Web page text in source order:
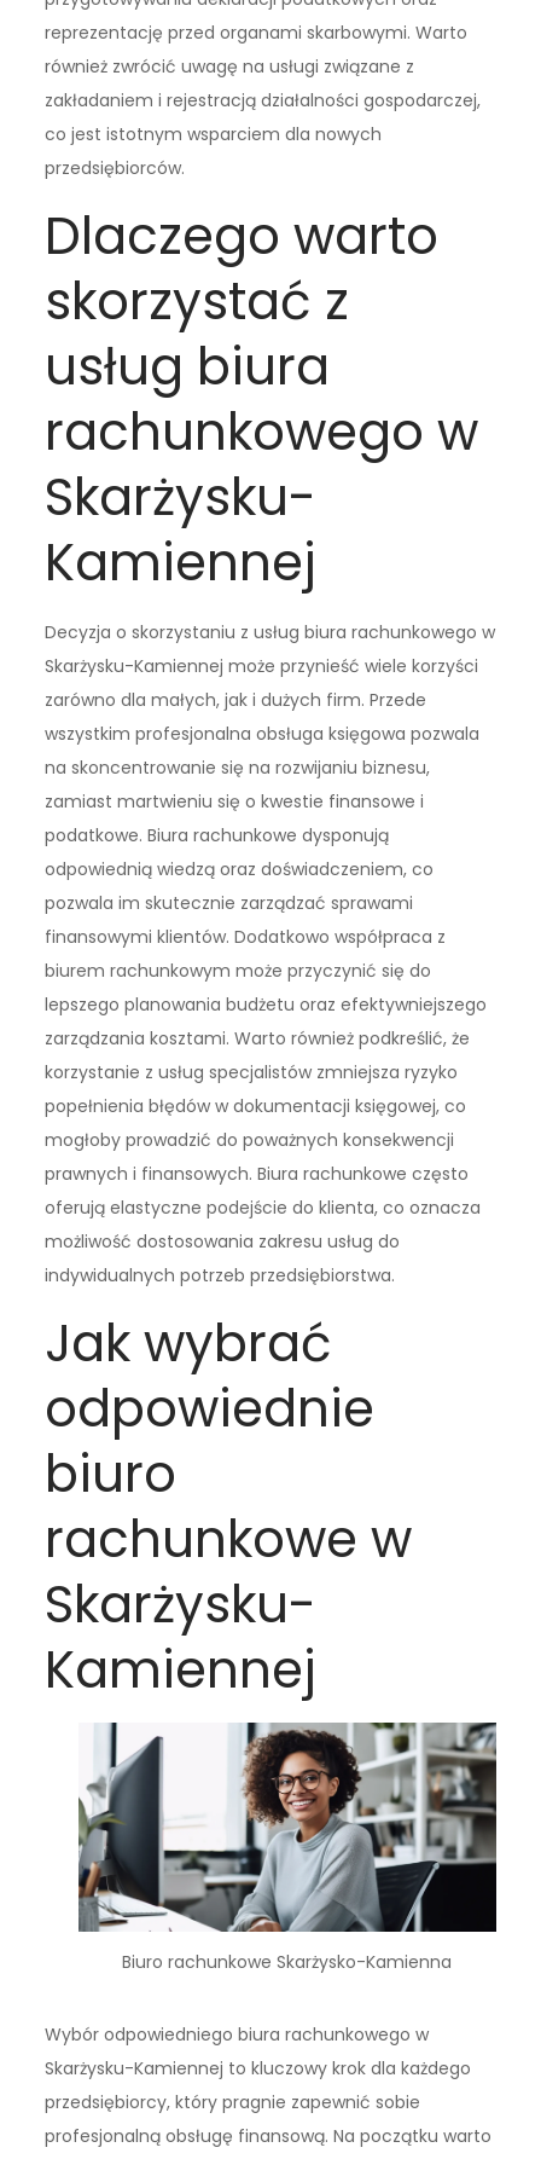
reprezentację przed organami skarbowymi. Warto
również zwrócić uwagę na usługi związane z
zakładaniem i rejestracją działalności gospodarczej,
co jest istotnym wsparciem dla nowych
przedsiębiorców.
Dlaczego warto
skorzystać z
usług biura
rachunkowego w
Skarżysku-
Kamiennej
Decyzja o skorzystaniu z usług biura rachunkowego w
Skarżysku-Kamiennej może przynieść wiele korzyści
zarówno dla małych, jak i dużych firm. Przede
wszystkim profesjonalna obsługa księgowa pozwala
na skoncentrowanie się na rozwijaniu biznesu,
zamiast martwieniu się o kwestie finansowe i
podatkowe. Biura rachunkowe dysponują
odpowiednią wiedzą oraz doświadczeniem, co
pozwala im skutecznie zarządzać sprawami
finansowymi klientów. Dodatkowo współpraca z
biurem rachunkowym może przyczynić się do
lepszego planowania budżetu oraz efektywniejszego
zarządzania kosztami. Warto również podkreślić, że
korzystanie z usług specjalistów zmniejsza ryzyko
popełnienia błędów w dokumentacji księgowej, co
mogłoby prowadzić do poważnych konsekwencji
prawnych i finansowych. Biura rachunkowe często
oferują elastyczne podejście do klienta, co oznacza
możliwość dostosowania zakresu usług do
indywidualnych potrzeb przedsiębiorstwa.
Jak wybrać
odpowiednie
biuro
rachunkowe w
Skarżysku-
Kamiennej
Biuro rachunkowe Skarżysko-Kamienna
Wybór odpowiedniego biura rachunkowego w
Skarżysku-Kamiennej to kluczowy krok dla każdego
przedsiębiorcy, który pragnie zapewnić sobie
profesjonalną obsługę finansową. Na początku warto